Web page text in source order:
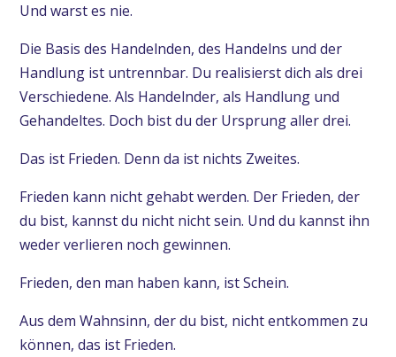
Und warst es nie.
Die Basis des Handelnden, des Handelns und der
Handlung ist untrennbar. Du realisierst dich als drei
Verschiedene. Als Handelnder, als Handlung und
Gehandeltes. Doch bist du der Ursprung aller drei.
Das ist Frieden. Denn da ist nichts Zweites.
Frieden kann nicht gehabt werden. Der Frieden, der
du bist, kannst du nicht nicht sein. Und du kannst ihn
weder verlieren noch gewinnen.
Frieden, den man haben kann, ist Schein.
Aus dem Wahnsinn, der du bist, nicht entkommen zu
können, das ist Frieden.